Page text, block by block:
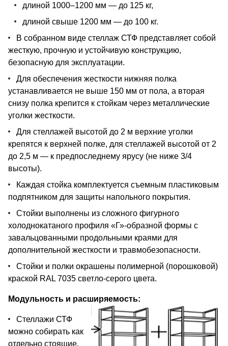
длиной 1000–1200 мм — до 125 кг,
длиной свыше 1200 мм — до 100 кг.
В собранном виде стеллаж СТФ представляет собой
жесткую, прочную и устойчивую конструкцию,
безопасную для эксплуатации.
Для обеспечения жесткости нижняя полка
устанавливается не выше 150 мм от пола, а вторая
снизу полка крепится к стойкам через металлические
уголки жесткости.
Для стеллажей высотой до 2 м верхние уголки
крепятся к верхней полке, для стеллажей высотой от 2
до 2,5 м — к предпоследнему ярусу (не ниже 3/4
высоты).
Каждая стойка комплектуется съемным пластиковым
подпятником для защиты напольного покрытия.
Стойки выполнены из сложного фигурного
холоднокатаного профиля «Г»-образной формы с
завальцованными продольными краями для
дополнительной жесткости и травмобезопасности.
Стойки и полки окрашены полимерной (порошковой)
краской RAL 7035 светло-серого цвета.
Модульность и расширяемость:
Стеллажи СТФ
можно собирать как
отдельно стоящие,